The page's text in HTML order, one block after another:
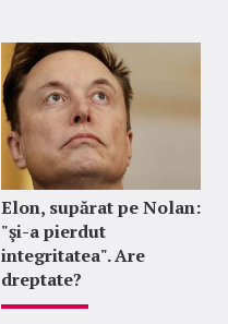
Elon, supărat pe Nolan:
"şi-a pierdut
integritatea". Are
dreptate?